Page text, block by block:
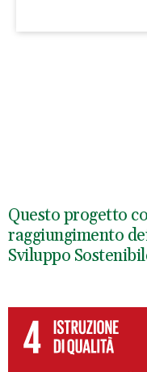
Questo progetto
raggiungimento
Sviluppo